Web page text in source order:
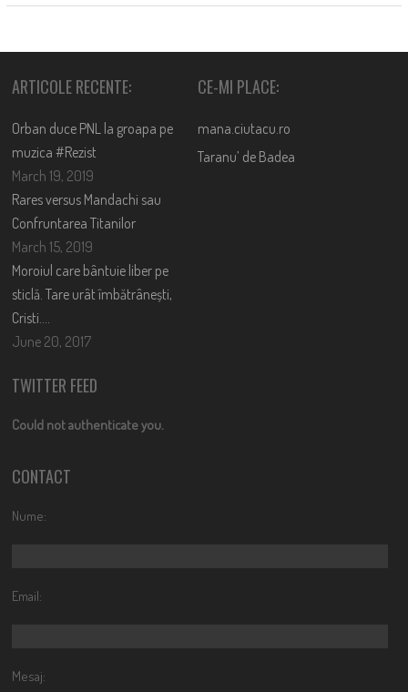
ARTICOLE RECENTE:
Orban duce PNL la groapa pe
muzica #Rezist
March 19, 2019
Rares versus Mandachi sau
Confruntarea Titanilor
March 15, 2019
Moroiul care bântuie liber pe
sticlă. Tare urât îmbătrânești,
Cristi….
June 20, 2017
CE-MI PLACE:
mana.ciutacu.ro
Taranu’ de Badea
TWITTER FEED
Could not authenticate you.
CONTACT
Nume:
Email:
Mesaj: